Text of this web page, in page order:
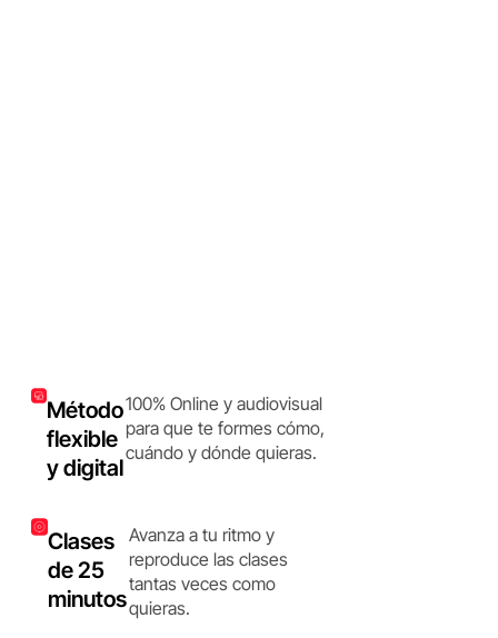
Método
flexible
y digital
100% Online y audiovisual
para que te formes cómo,
cuándo y dónde quieras.
Clases
de 25
minutos
Avanza a tu ritmo y
reproduce las clases
tantas veces como
quieras.